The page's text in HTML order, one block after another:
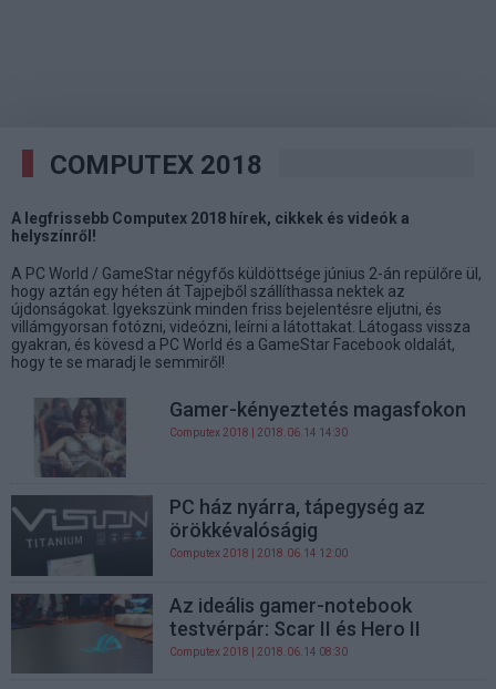
COMPUTEX 2018
A legfrissebb Computex 2018 hírek, cikkek és videók a
helyszínről!
A PC World / GameStar négyfős küldöttsége június 2-án repülőre ül,
hogy aztán egy héten át Tajpejből szállíthassa nektek az
újdonságokat. Igyekszünk minden friss bejelentésre eljutni, és
villámgyorsan fotózni, videózni, leírni a látottakat. Látogass vissza
gyakran, és kövesd a PC World és a GameStar Facebook oldalát,
hogy te se maradj le semmiről!
Gamer-kényeztetés magasfokon
Computex 2018 | 2018.06.14 14:30
PC ház nyárra, tápegység az
örökkévalóságig
Computex 2018 | 2018.06.14 12:00
Az ideális gamer-notebook
testvérpár: Scar II és Hero II
Computex 2018 | 2018.06.14 08:30